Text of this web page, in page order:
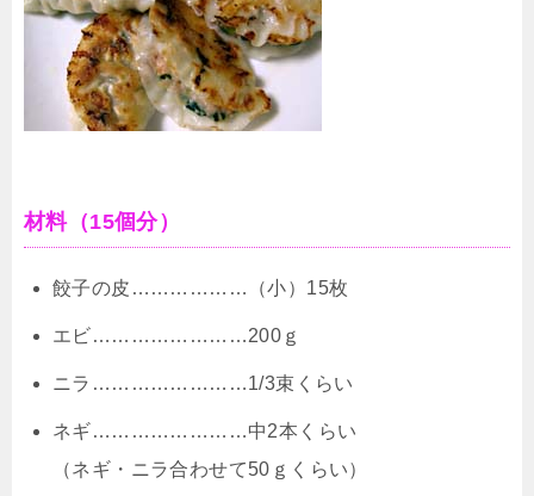
材料（15個分）
餃子の皮………………（小）15枚
エビ……………………200ｇ
ニラ……………………1/3束くらい
ネギ……………………中2本くらい
（ネギ・ニラ合わせて50ｇくらい）